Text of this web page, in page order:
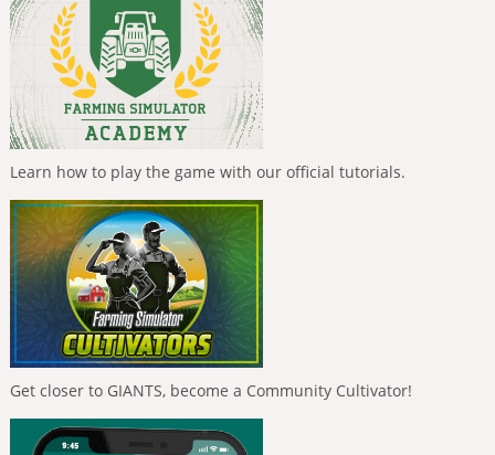
Learn how to play the game with our official tutorials.
Get closer to GIANTS, become a Community Cultivator!